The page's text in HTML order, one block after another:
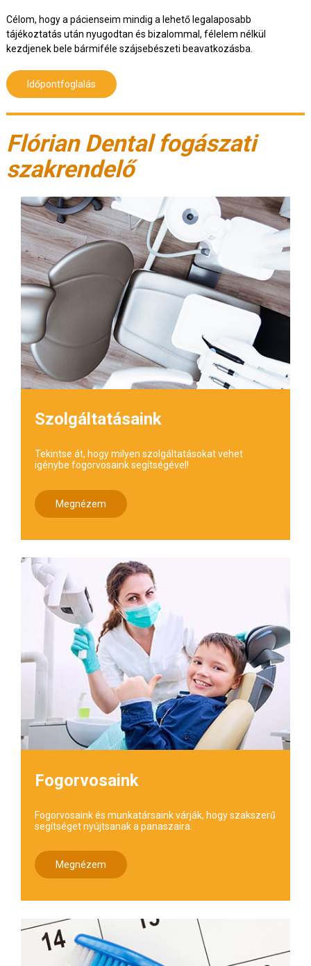
Célom, hogy a pácienseim mindig a lehető legalaposabb
tájékoztatás után nyugodtan és bizalommal, félelem nélkül
kezdjenek bele bármiféle szájsebészeti beavatkozásba.
Időpontfoglalás
Flórian Dental fogászati
szakrendelő
Szolgáltatásaink
Tekintse át, hogy milyen szolgáltatásokat vehet
igénybe fogorvosaink segítségével!
Megnézem
Fogorvosaink
Fogorvosaink és munkatársaink várják, hogy szakszerű
segítséget nyújtsanak a panaszaira.
Megnézem